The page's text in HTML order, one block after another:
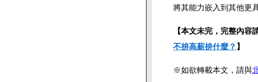
將其能力嵌入到其他更
【本文未完，完整內容
不拚高薪拚什麼？ 】
※如欲轉載本文，請與